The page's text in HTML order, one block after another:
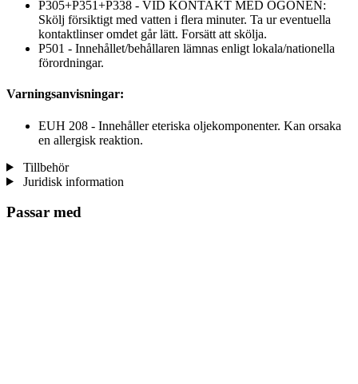
P305+P351+P338 - VID KONTAKT MED ÖGONEN:
Skölj försiktigt med vatten i flera minuter. Ta ur eventuella
kontaktlinser omdet går lätt. Forsätt att skölja.
P501 - Innehållet/behållaren lämnas enligt lokala/nationella
förordningar.
Varningsanvisningar:
EUH 208 - Innehåller eteriska oljekomponenter. Kan orsaka
en allergisk reaktion.
Tillbehör
Juridisk information
Passar med